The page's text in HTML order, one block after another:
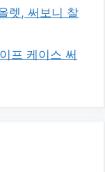
렛, 써보니 찰
프 케이스 써